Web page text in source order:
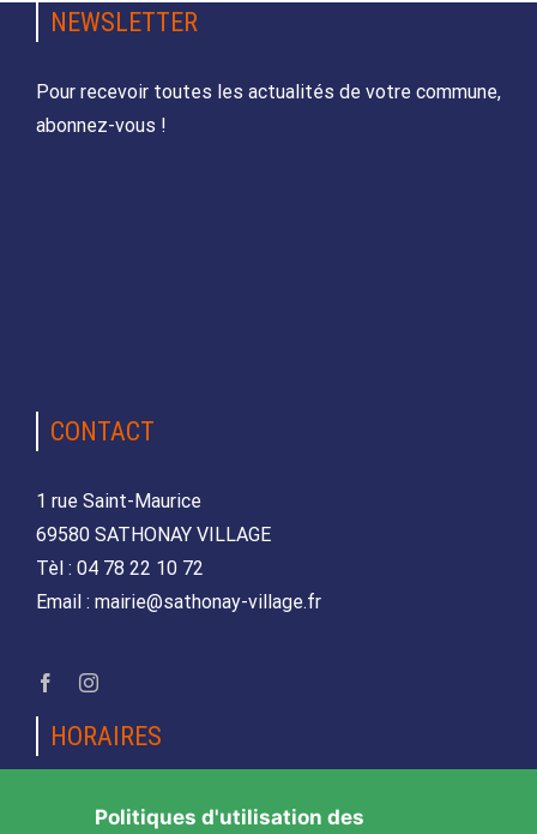
NEWSLETTER
Pour recevoir toutes les actualités de votre commune,
abonnez-vous !
CONTACT
1 rue Saint-Maurice
69580 SATHONAY VILLAGE
Tèl : 04 78 22 10 72
Email : mairie@sathonay-village.fr
HORAIRES
Lundi, mardi, jeudi et vendredi
Politiques d'utilisation des